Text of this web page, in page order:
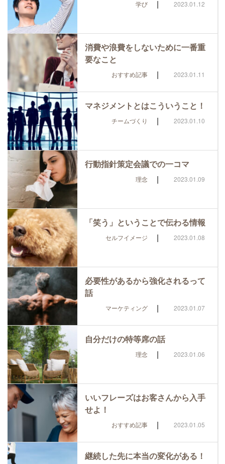
学び | 2023.01.12
消費や浪費をしないために一番重
要なこと
おすすめ記事 | 2023.01.11
マネジメントとはこういうこと！
チームづくり | 2023.01.10
行動指針策定会議での一コマ
理念 | 2023.01.09
「笑う」ということで伝わる情報
セルフイメージ | 2023.01.08
必要性があるから強化されるって
話
マーケティング | 2023.01.07
自分だけの特等席の話
理念 | 2023.01.06
いいフレーズはお客さんから入手
せよ！
おすすめ記事 | 2023.01.05
継続した先に本当の変化がある！